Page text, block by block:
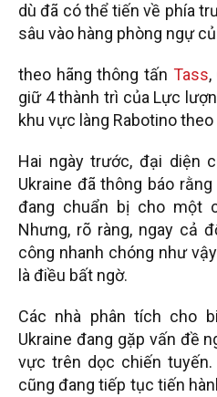
dù đã có thể tiến về phía
sâu vào hàng phòng ngự
theo hãng thông tấn Tass
giữ 4 thành trì của Lực
khu vực làng Rabotino
Hai ngày trước, đại diện
Ukraine đã thông báo
đang chuẩn bị cho một
Nhưng, rõ ràng, ngay cả
công nhanh chóng như
là điều bất ngờ.
Các nhà phân tích cho
Ukraine đang gặp vấn đề
vực trên dọc chiến tuyến.
cũng đang tiếp tục tiến